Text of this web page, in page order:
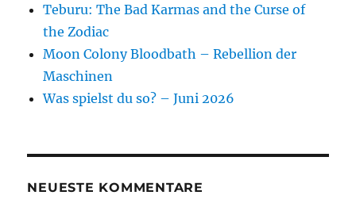
Teburu: The Bad Karmas and the Curse of
the Zodiac
Moon Colony Bloodbath – Rebellion der
Maschinen
Was spielst du so? – Juni 2026
NEUESTE KOMMENTARE